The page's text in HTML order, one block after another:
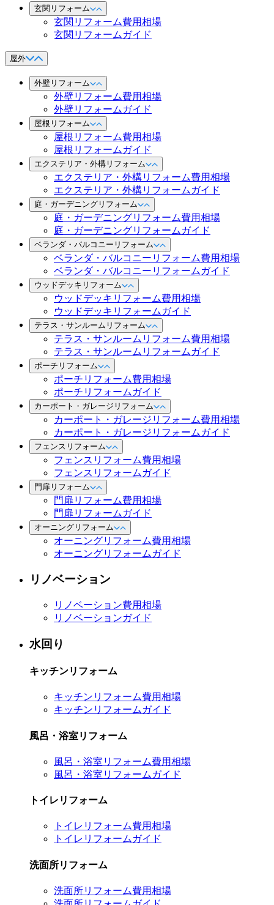
玄関リフォーム
玄関リフォーム費用相場
玄関リフォームガイド
屋外
外壁リフォーム
外壁リフォーム費用相場
外壁リフォームガイド
屋根リフォーム
屋根リフォーム費用相場
屋根リフォームガイド
エクステリア・外構リフォーム
エクステリア・外構リフォーム費用相場
エクステリア・外構リフォームガイド
庭・ガーデニングリフォーム
庭・ガーデニングリフォーム費用相場
庭・ガーデニングリフォームガイド
ベランダ・バルコニーリフォーム
ベランダ・バルコニーリフォーム費用相場
ベランダ・バルコニーリフォームガイド
ウッドデッキリフォーム
ウッドデッキリフォーム費用相場
ウッドデッキリフォームガイド
テラス・サンルームリフォーム
テラス・サンルームリフォーム費用相場
テラス・サンルームリフォームガイド
ポーチリフォーム
ポーチリフォーム費用相場
ポーチリフォームガイド
カーポート・ガレージリフォーム
カーポート・ガレージリフォーム費用相場
カーポート・ガレージリフォームガイド
フェンスリフォーム
フェンスリフォーム費用相場
フェンスリフォームガイド
門扉リフォーム
門扉リフォーム費用相場
門扉リフォームガイド
オーニングリフォーム
オーニングリフォーム費用相場
オーニングリフォームガイド
リノベーション
リノベーション費用相場
リノベーションガイド
水回り
キッチンリフォーム
キッチンリフォーム費用相場
キッチンリフォームガイド
風呂・浴室リフォーム
風呂・浴室リフォーム費用相場
風呂・浴室リフォームガイド
トイレリフォーム
トイレリフォーム費用相場
トイレリフォームガイド
洗面所リフォーム
洗面所リフォーム費用相場